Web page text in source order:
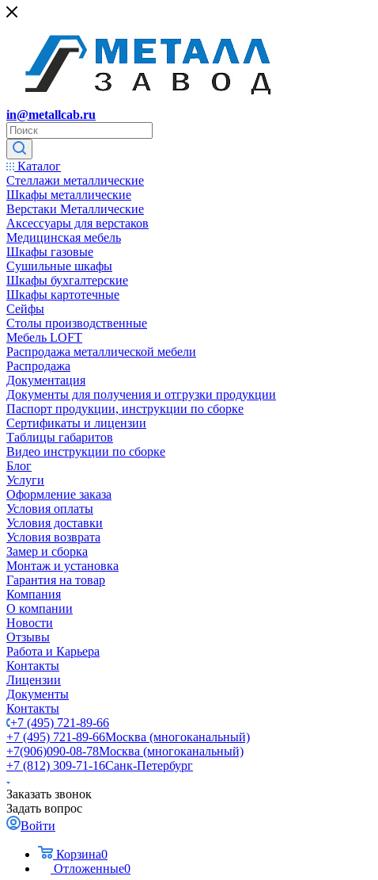
in@metallcab.ru
Каталог
Стеллажи металлические
Шкафы металлические
Верстаки Металлические
Аксессуары для верстаков
Медицинская мебель
Шкафы газовые
Сушильные шкафы
Шкафы бухгалтерские
Шкафы картотечные
Сейфы
Столы производственные
Мебель LOFT
Распродажа металлической мебели
Распродажа
Документация
Документы для получения и отгрузки продукции
Паспорт продукции, инструкции по сборке
Сертификаты и лицензии
Таблицы габаритов
Видео инструкции по сборке
Блог
Услуги
Оформление заказа
Условия оплаты
Условия доставки
Условия возврата
Замер и сборка
Монтаж и установка
Гарантия на товар
Компания
О компании
Новости
Отзывы
Работа и Карьера
Контакты
Лицензии
Документы
Контакты
+7 (495) 721-89-66
+7 (495) 721-89-66Москва (многоканальный)
+7(906)090-08-78Москва (многоканальный)
+7 (812) 309-71-16Санк-Петербург
Заказать звонок
Задать вопрос
Войти
Корзина0
Отложенные0